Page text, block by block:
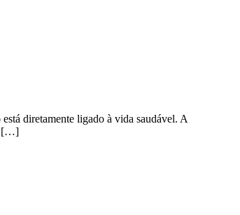
diretamente ligado à vida saudável. A
[…]